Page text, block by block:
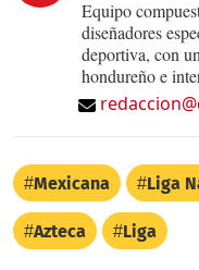
Equipo
diseñadores
deportiva, con
hondureño e
Mexicana Liga
Azteca Liga